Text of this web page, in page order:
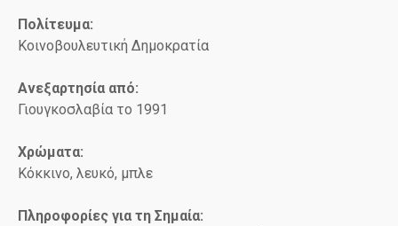
Πολίτευμα:
Κοινοβουλευτική Δημοκρατία
Ανεξαρτησία από:
Γιουγκοσλαβία το 1991
Χρώματα:
Κόκκινο, λευκό, μπλε
Πληροφορίες για τη Σημαία: